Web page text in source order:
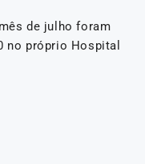
de julho foram
no próprio Hospital